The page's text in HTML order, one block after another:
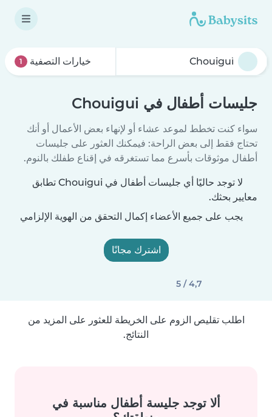
خيارات التصفية 1
جليسات أطفال في Chouigui
سواء كنت تخطط لموعد عشاء أو لإنهاء بعض الأعمال أو أنك
تحتاج فقط إلى بعض الراحة: فيمكنك العثور على جليسات
أطفال موثوقات بأسرع مما تستغرقه في إقناع طفلك بالنوم.
لا توجد حاليًا أي جليسات أطفال في Chouigui تطابق
معايير بحثك.
يجب على جميع الأعضاء إكمال التحقق من الهوية الإلزامي
اشترك مجانًا
4,7 / 5
اطلب تقليص الزوم على الخريطة للعثور على المزيد من
النتائج.
ألا توجد جليسة أطفال مناسبة في